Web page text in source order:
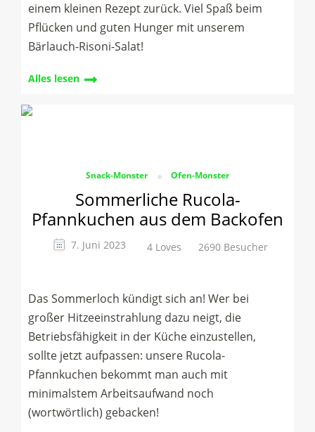
einem kleinen Rezept zurück. Viel Spaß beim
Pflücken und guten Hunger mit unserem
Bärlauch-Risoni-Salat!
Alles lesen
Snack-Monster Ofen-Monster
Sommerliche Rucola-
Pfannkuchen aus dem Backofen
7. Juni 2023 4 Loves 2690 Besucher
Das Sommerloch kündigt sich an! Wer bei
großer Hitzeeinstrahlung dazu neigt, die
Betriebsfähigkeit in der Küche einzustellen,
sollte jetzt aufpassen: unsere Rucola-
Pfannkuchen bekommt man auch mit
minimalstem Arbeitsaufwand noch
(wortwörtlich) gebacken!